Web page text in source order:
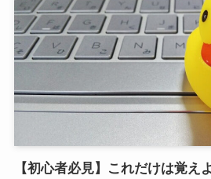
【初心者必見】これだけは覚え